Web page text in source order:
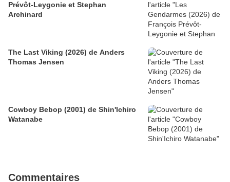
Prévôt-Leygonie et Stephan
Archinard
The Last Viking (2026) de Anders
Thomas Jensen
Cowboy Bebop (2001) de Shin'Ichiro
Watanabe
Commentaires